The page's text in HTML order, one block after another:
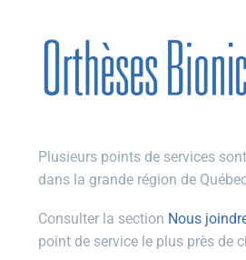
Plusieurs points de services
dans la grande région de
Consulter la section Nous
point de service le plus près de